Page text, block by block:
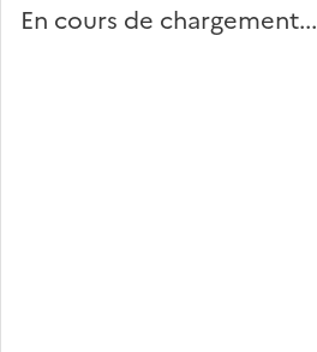
En cours de chargement...